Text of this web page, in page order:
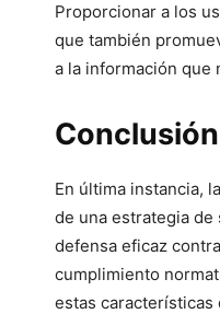
Proporcionar a los
que también
a ‌la información que
Conclusión
En última instancia,
de una estrategia
defensa eficaz
cumplimiento
estas características